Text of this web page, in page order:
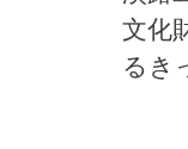
文化
るき